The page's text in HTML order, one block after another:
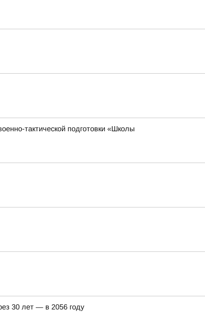
тактической подготовки «Школы
30 лет — в 2056 году